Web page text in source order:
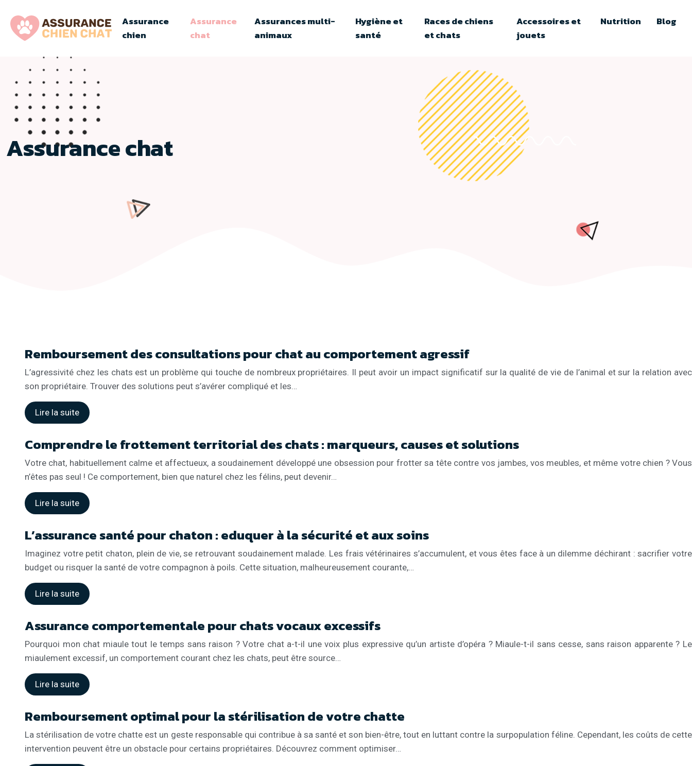
Assurance
chien
Assurance
chat
Assurances multi-
animaux
Hygiène et
santé
Races de chiens
et chats
Accessoires et
jouets
Nutrition Blog
Assurance chat
Remboursement des consultations pour chat au comportement agressif
L’agressivité chez les chats est un problème qui touche de nombreux propriétaires. Il peut avoir un impact significatif sur la qualité de vie de l’animal et sur la relation avec
son propriétaire. Trouver des solutions peut s’avérer compliqué et les…
Lire la suite
Comprendre le frottement territorial des chats : marqueurs, causes et solutions
Votre chat, habituellement calme et affectueux, a soudainement développé une obsession pour frotter sa tête contre vos jambes, vos meubles, et même votre chien ? Vous
n’êtes pas seul ! Ce comportement, bien que naturel chez les félins, peut devenir…
Lire la suite
L’assurance santé pour chaton : eduquer à la sécurité et aux soins
Imaginez votre petit chaton, plein de vie, se retrouvant soudainement malade. Les frais vétérinaires s’accumulent, et vous êtes face à un dilemme déchirant : sacrifier votre
budget ou risquer la santé de votre compagnon à poils. Cette situation, malheureusement courante,…
Lire la suite
Assurance comportementale pour chats vocaux excessifs
Pourquoi mon chat miaule tout le temps sans raison ? Votre chat a-t-il une voix plus expressive qu’un artiste d’opéra ? Miaule-t-il sans cesse, sans raison apparente ? Le
miaulement excessif, un comportement courant chez les chats, peut être source…
Lire la suite
Remboursement optimal pour la stérilisation de votre chatte
La stérilisation de votre chatte est un geste responsable qui contribue à sa santé et son bien-être, tout en luttant contre la surpopulation féline. Cependant, les coûts de cette
intervention peuvent être un obstacle pour certains propriétaires. Découvrez comment optimiser…